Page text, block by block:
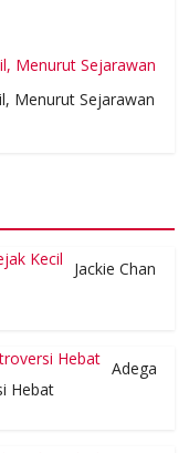
Menurut Sejarawan
Jackie Chan
Adega
Hebat